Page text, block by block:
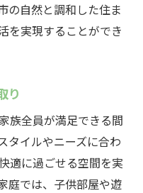
の自然と調和した住ま
を実現することができ
り
族全員が満足できる間
タイルやニーズに合わ
適に過ごせる空間を実
庭では、子供部屋や遊